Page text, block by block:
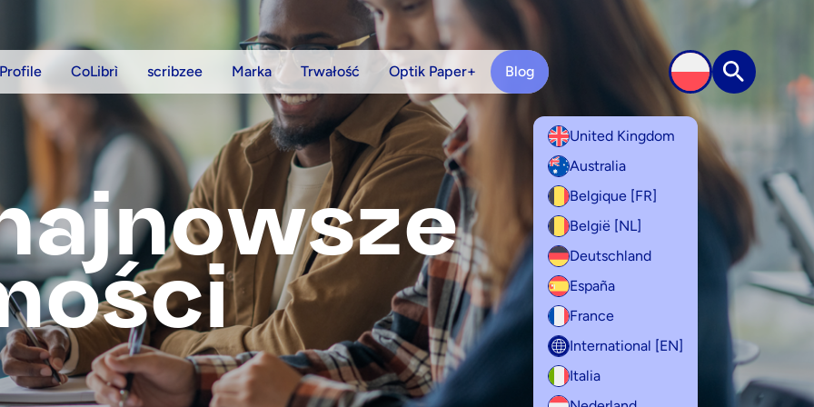
Profile CoLibrì scribzee Marka Trwałość Optik Paper+ Blog
United Kingdom
Australia
Belgique [FR]
België [NL]
Deutschland
España
France
International [EN]
Italia